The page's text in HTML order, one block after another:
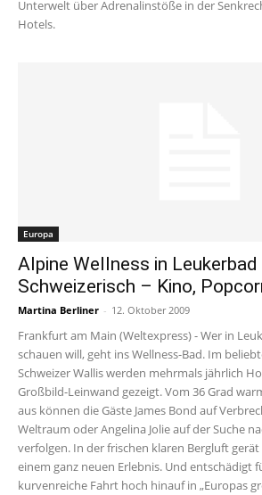
Unterwelt über Adrenalinstöße in der
Hotels.
Europa
Alpine Wellness in
Schweizerisch – Kino,
Martina Berliner - 12. Oktober 2009
Frankfurt am Main (Weltexpress) - Wer in
schauen will, geht ins Wellness-Bad. Im
Schweizer Wallis werden mehrmals jährlich
Großbild-Leinwand gezeigt. Vom 36 Grad
aus können die Gäste James Bond auf
Weltraum oder Angelina Jolie auf der Suche
verfolgen. In der frischen klaren Bergluft
einem ganz neuen Erlebnis. Und entschädigt
kurvenreiche Fahrt hoch hinauf in „Europas